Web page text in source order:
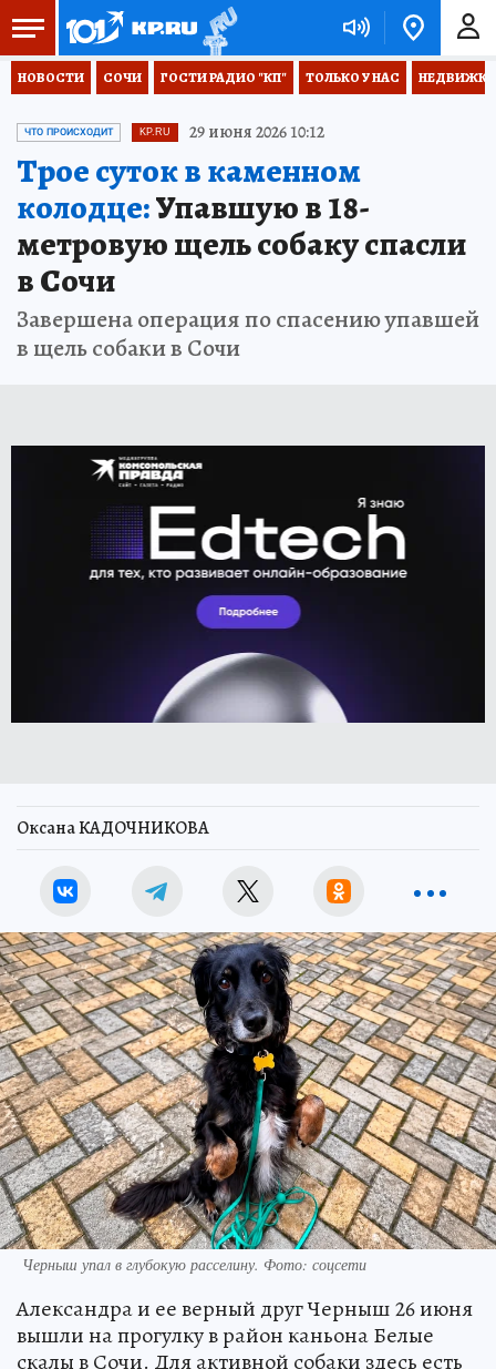
НОВОСТИ СОЧИ ГОСТИ РАДИО "КП" ТОЛЬКО У НАС НЕДВИЖКА
ЧТО ПРОИСХОДИТ KP.RU 29 июня 2026 10:12
Трое суток в каменном
колодце:Упавшую в 18-
метровую щель собаку спасли
в Сочи
Завершена операция по спасению упавшей
в щель собаки в Сочи
Оксана КАДОЧНИКОВА
Черныш упал в глубокую расселину. Фото: соцсети
Александра и ее верный друг Черныш 26 июня
вышли на прогулку в район каньона Белые
скалы в Сочи. Для активной собаки здесь есть